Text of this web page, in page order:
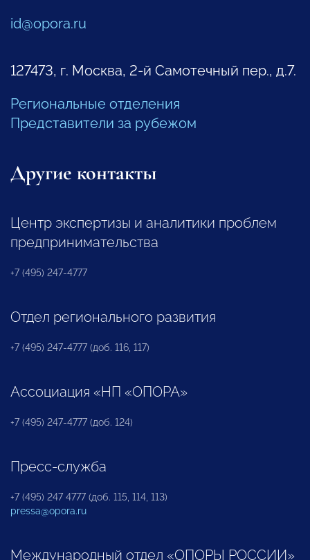
id@opora.ru
127473, г. Москва, 2-й Самотечный пер., д.7.
Региональные отделения
Представители за рубежом
Другие контакты
Центр экспертизы и аналитики проблем
предпринимательства
+7 (495) 247-4777
Отдел регионального развития
+7 (495) 247-4777 (доб. 116, 117)
Ассоциация «НП «ОПОРА»
+7 (495) 247-4777 (доб. 124)
Пресс-служба
+7 (495) 247 4777 (доб. 115, 114, 113)
pressa@opora.ru
Международный отдел «ОПОРЫ РОССИИ»